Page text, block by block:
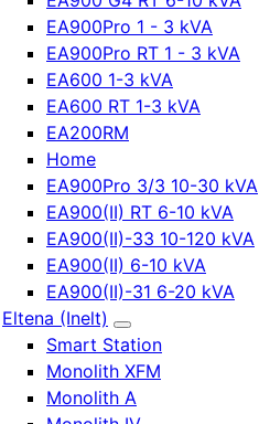
EA900Pro 1 - 3 kVA
EA900Pro RT 1 - 3 kVA
EA600 1-3 kVA
EA600 RT 1-3 kVA
EA200RM
Home
EA900Pro 3/3 10-30 kVA
EA900(II) RT 6-10 kVA
EA900(II)-33 10-120 kVA
EA900(II) 6-10 kVA
EA900(II)-31 6-20 kVA
Eltena (Inelt)
Smart Station
Monolith XFM
Monolith A